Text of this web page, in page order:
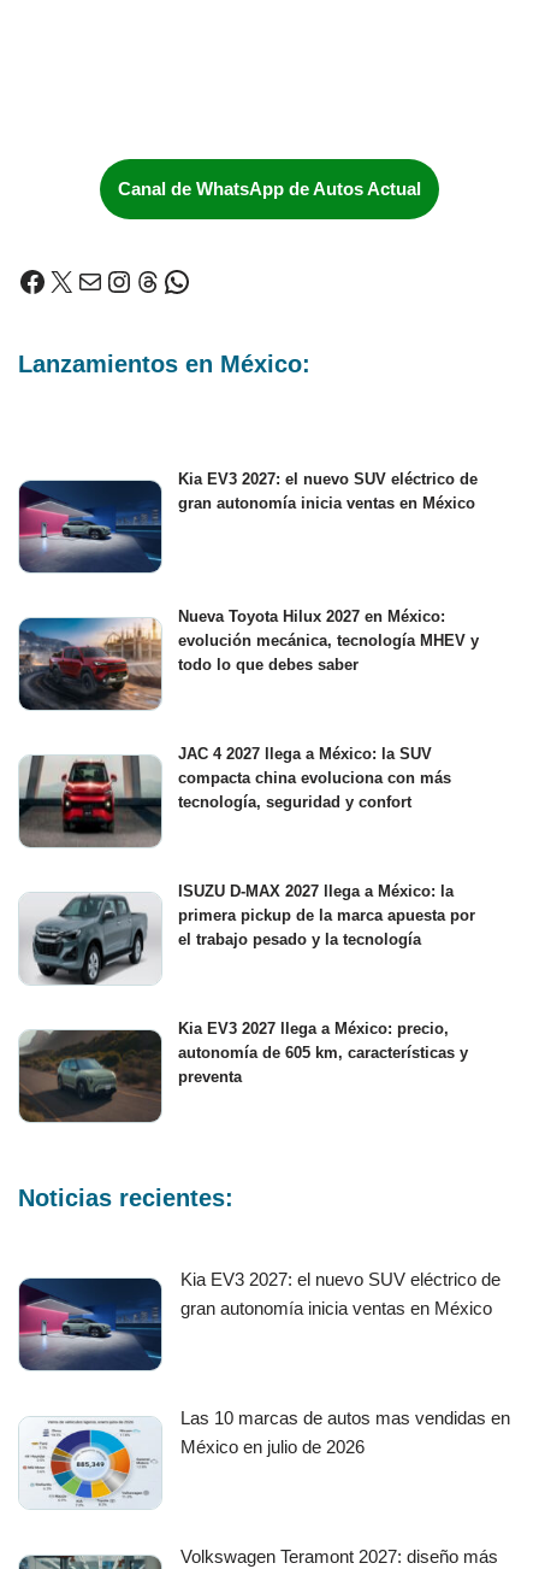
Canal de WhatsApp de Autos Actual
Lanzamientos en México:
Kia EV3 2027: el nuevo SUV eléctrico de
gran autonomía inicia ventas en México
Nueva Toyota Hilux 2027 en México:
evolución mecánica, tecnología MHEV y
todo lo que debes saber
JAC 4 2027 llega a México: la SUV
compacta china evoluciona con más
tecnología, seguridad y confort
ISUZU D-MAX 2027 llega a México: la
primera pickup de la marca apuesta por
el trabajo pesado y la tecnología
Kia EV3 2027 llega a México: precio,
autonomía de 605 km, características y
preventa
Noticias recientes:
Kia EV3 2027: el nuevo SUV eléctrico de
gran autonomía inicia ventas en México
Las 10 marcas de autos mas vendidas en
México en julio de 2026
Volkswagen Teramont 2027: diseño más